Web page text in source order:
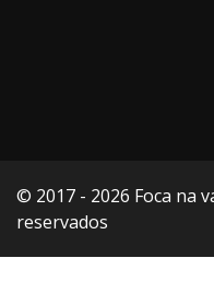
© 2017 - 2026 Foca na
reservados